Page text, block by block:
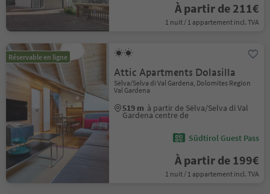
À partir de 211€
1 nuit / 1 appartement incl. TVA
Réservable en ligne
Attic Apartments Dolasilla
Sëlva/Selva di Val Gardena, Dolomites Region
Val Gardena
519 m à partir de Sëlva/Selva di Val
Gardena centre de
Südtirol Guest Pass
À partir de 199€
1 nuit / 1 appartement incl. TVA